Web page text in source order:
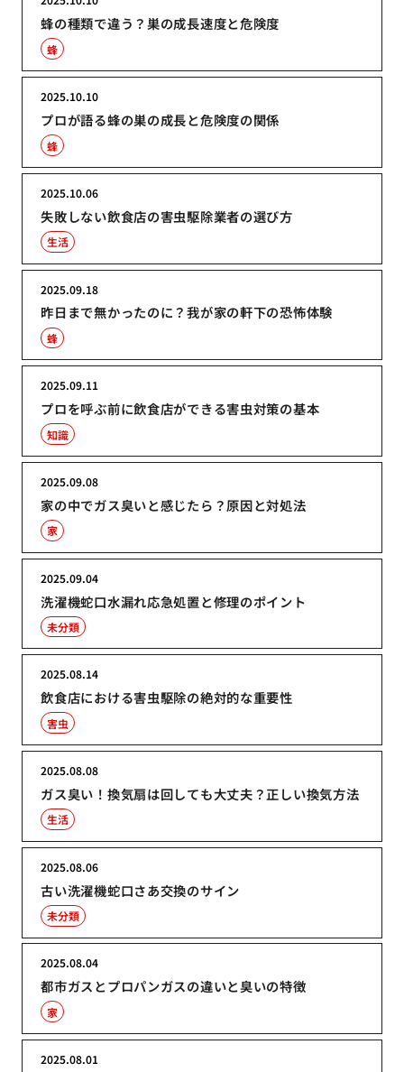
蜂の種類で違う？巣の成長速度と危険度
蜂
プロが語る蜂の巣の成長と危険度の関係
2025.10.10
蜂
失敗しない飲食店の害虫駆除業者の選び方
2025.10.06
生活
昨日まで無かったのに？我が家の軒下の恐怖体験
2025.09.18
蜂
プロを呼ぶ前に飲食店ができる害虫対策の基本
2025.09.11
知識
家の中でガス臭いと感じたら？原因と対処法
2025.09.08
家
洗濯機蛇口水漏れ応急処置と修理のポイント
2025.09.04
未分類
飲食店における害虫駆除の絶対的な重要性
2025.08.14
害虫
ガス臭い！換気扇は回しても大丈夫？正しい換気方法
2025.08.08
生活
古い洗濯機蛇口さあ交換のサイン
2025.08.06
未分類
都市ガスとプロパンガスの違いと臭いの特徴
2025.08.04
家
2025.08.01